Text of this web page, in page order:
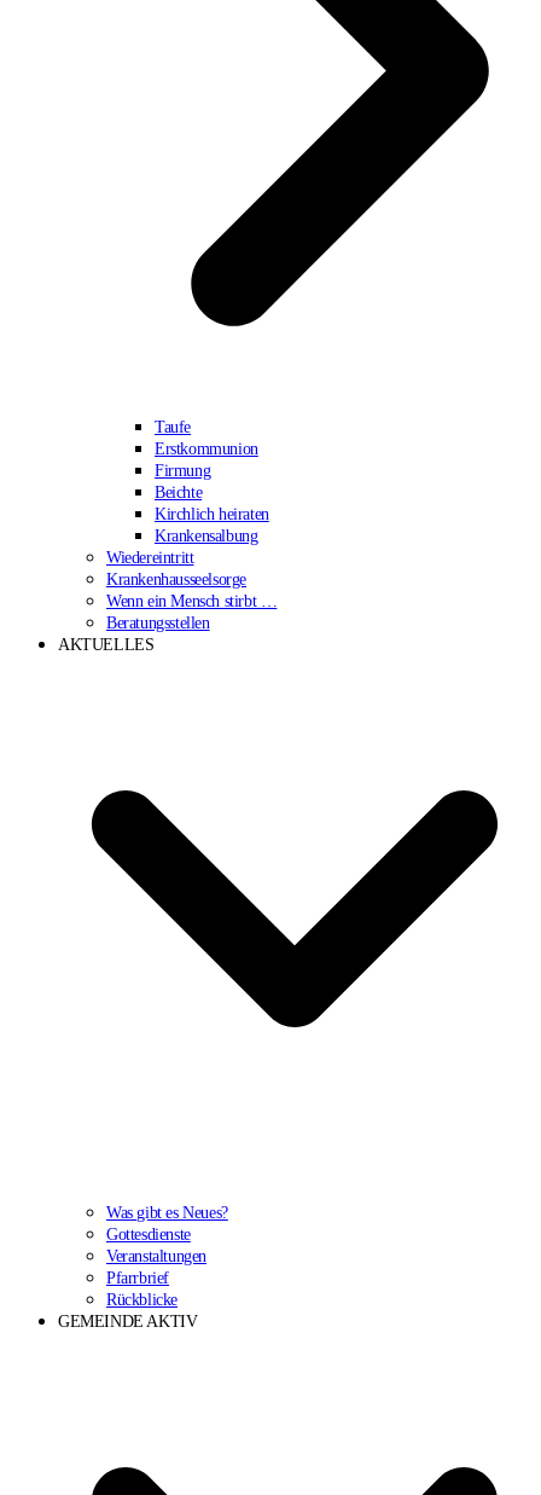
Taufe
Erstkommunion
Firmung
Beichte
Kirchlich heiraten
Krankensalbung
Wiedereintritt
Krankenhausseelsorge
Wenn ein Mensch stirbt …
Beratungsstellen
AKTUELLES
Was gibt es Neues?
Gottesdienste
Veranstaltungen
Pfarrbrief
Rückblicke
GEMEINDE AKTIV